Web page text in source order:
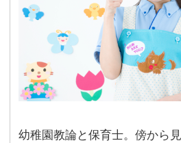
幼稚園教論と保育士。傍から